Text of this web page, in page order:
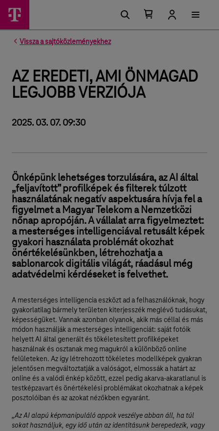
Vissza a sajtóközleményekhez
AZ EREDETI, AMI ÖNMAGAD
LEGJOBB VERZIÓJA
2025. 03. 07. 09:30
Önképünk lehetséges torzulására, az AI által
„feljavított” profilképek és filterek túlzott
használatának negatív aspektusára hívja fel a
figyelmet a Magyar Telekom a Nemzetközi
nőnap apropóján. A vállalat arra figyelmeztet:
a mesterséges intelligenciával retusált képek
gyakori használata problémát okozhat
önértékelésünkben, létrehozhatja a
sablonarcok digitális világát, ráadásul még
adatvédelmi kérdéseket is felvethet.
A mesterséges intelligencia eszközt ad a felhasználóknak, hogy
gyakorlatilag bármely területen kiterjesszék meglévő tudásukat,
képességüket. Vannak azonban olyanok, akik más céllal és más
módon használják a mesterséges intelligenciát: saját fotóik
helyett AI által generált és tökéletesített profilképeket
használnak és osztanak meg magukról a különböző online
felületeken. Az így létrehozott tökéletes modellképek gyakran
jelentősen megváltoztatják a valóságot, elmossák a határt az
online és a valódi énkép között, ezzel pedig akarva-akaratlanul is
testképzavart és önértékelési problémákat okozhatnak a képek
posztolóiban és az azokat nézőkben egyaránt.
„Az AI alapú képmanipuláló appok veszélye abban áll, ha túl
sokat használjuk, egy idő után az identitásunk berepedezik, vagy